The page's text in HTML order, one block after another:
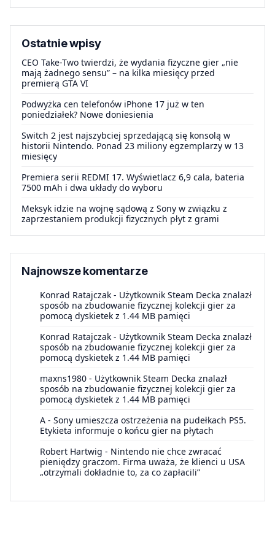
Ostatnie wpisy
CEO Take-Two twierdzi, że wydania fizyczne gier „nie
mają żadnego sensu” – na kilka miesięcy przed
premierą GTA VI
Podwyżka cen telefonów iPhone 17 już w ten
poniedziałek? Nowe doniesienia
Switch 2 jest najszybciej sprzedającą się konsolą w
historii Nintendo. Ponad 23 miliony egzemplarzy w 13
miesięcy
Premiera serii REDMI 17. Wyświetlacz 6,9 cala, bateria
7500 mAh i dwa układy do wyboru
Meksyk idzie na wojnę sądową z Sony w związku z
zaprzestaniem produkcji fizycznych płyt z grami
Najnowsze komentarze
Konrad Ratajczak - Użytkownik Steam Decka znalazł
sposób na zbudowanie fizycznej kolekcji gier za
pomocą dyskietek z 1.44 MB pamięci
Konrad Ratajczak - Użytkownik Steam Decka znalazł
sposób na zbudowanie fizycznej kolekcji gier za
pomocą dyskietek z 1.44 MB pamięci
maxns1980 - Użytkownik Steam Decka znalazł
sposób na zbudowanie fizycznej kolekcji gier za
pomocą dyskietek z 1.44 MB pamięci
A - Sony umieszcza ostrzeżenia na pudełkach PS5.
Etykieta informuje o końcu gier na płytach
Robert Hartwig - Nintendo nie chce zwracać
pieniędzy graczom. Firma uważa, że klienci u USA
„otrzymali dokładnie to, za co zapłacili”